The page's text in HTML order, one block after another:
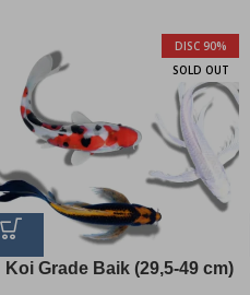
DISC 90%
SOLD OUT
Koi Grade Baik (29,5-49 cm)